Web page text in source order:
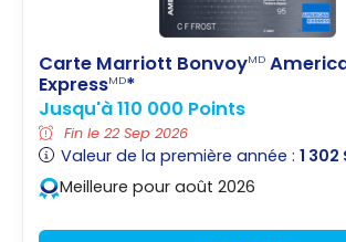
Carte Marriott BonvoyMD
ExpressMD*
Jusqu'à 110 000 Points
Fin le 22 Sep 2026
Valeur de la première année :1 302
Meilleure pour août 2026